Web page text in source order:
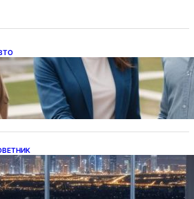
на новостройки при оформлении
у застройщика
светодиодных светильников и
в Казахстане